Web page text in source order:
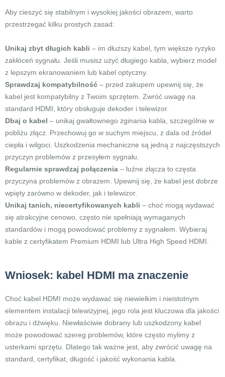
Aby cieszyć się stabilnym i wysokiej jakości obrazem, warto
przestrzegać kilku prostych zasad:
Unikaj zbyt długich kabli – im dłuższy kabel, tym większe ryzyko
zakłóceń sygnału. Jeśli musisz użyć długiego kabla, wybierz model
z lepszym ekranowaniem lub kabel optyczny.
Sprawdzaj kompatybilność – przed zakupem upewnij się, że
kabel jest kompatybilny z Twoim sprzętem. Zwróć uwagę na
standard HDMI, który obsługuje dekoder i telewizor.
Dbaj o kabel – unikaj gwałtownego zginania kabla, szczególnie w
pobliżu złącz. Przechowuj go w suchym miejscu, z dala od źródeł
ciepła i wilgoci. Uszkodzenia mechaniczne są jedną z najczęstszych
przyczyn problemów z przesyłem sygnału.
Regularnie sprawdzaj połączenia – luźne złącza to częsta
przyczyna problemów z obrazem. Upewnij się, że kabel jest dobrze
wpięty zarówno w dekoder, jak i telewizor.
Unikaj tanich, niecertyfikowanych kabli – choć mogą wydawać
się atrakcyjne cenowo, często nie spełniają wymaganych
standardów i mogą powodować problemy z sygnałem. Wybieraj
kable z certyfikatem Premium HDMI lub Ultra High Speed HDMI.
Wniosek: kabel HDMI ma znaczenie
Choć kabel HDMI może wydawać się niewielkim i nieistotnym
elementem instalacji telewizyjnej, jego rola jest kluczowa dla jakości
obrazu i dźwięku. Niewłaściwie dobrany lub uszkodzony kabel
może powodować szereg problemów, które często mylimy z
usterkami sprzętu. Dlatego tak ważne jest, aby zwrócić uwagę na
standard, certyfikat, długość i jakość wykonania kabla.